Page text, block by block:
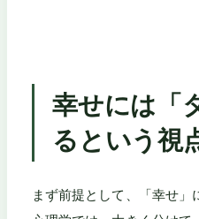
幸せには「
るという視
まず前提として、「幸せ」